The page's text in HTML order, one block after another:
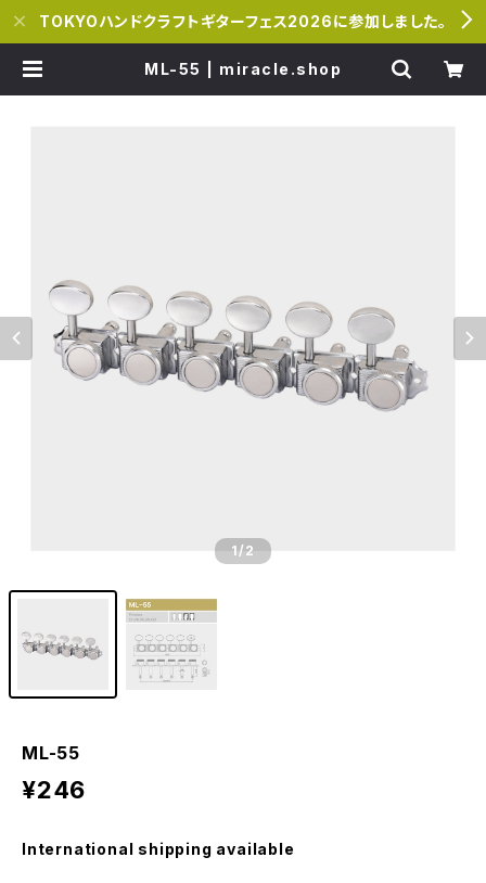
TOKYOハンドクラフトギターフェス2026に参加しました。
ML-55 | miracle.shop
1/2
ML-55
¥246
International shipping available